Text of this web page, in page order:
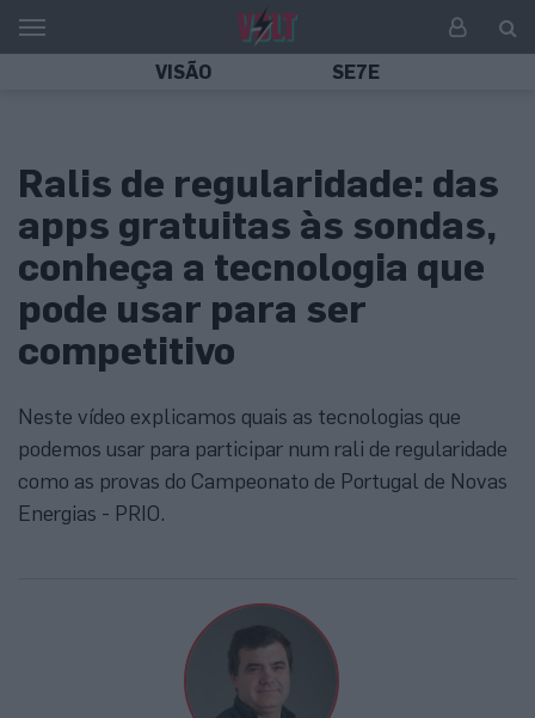
VISÃO SE7E
Ralis de regularidade: das
apps gratuitas às sondas,
conheça a tecnologia que
pode usar para ser
competitivo
Neste vídeo explicamos quais as tecnologias que
podemos usar para participar num rali de regularidade
como as provas do Campeonato de Portugal de Novas
Energias - PRIO.